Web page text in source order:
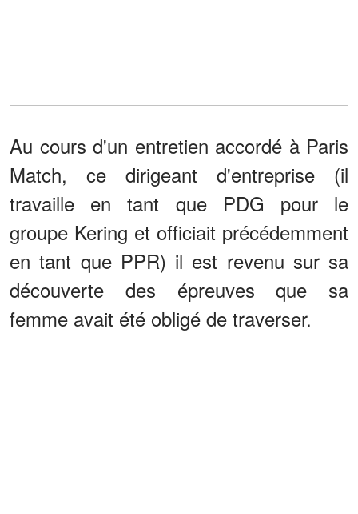
Au cours d'un entretien accordé à Paris
Match, ce dirigeant d'entreprise (il
travaille en tant que PDG pour le
groupe Kering et officiait précédemment
en tant que PPR) il est revenu sur sa
découverte des épreuves que sa
femme avait été obligé de traverser.